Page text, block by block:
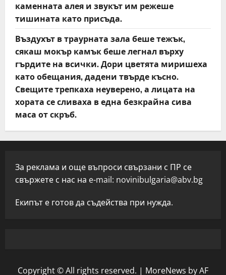
каменната алея и звукът им режеше
тишината като присъда.
Въздухът в траурната зала беше тежък,
сякаш мокър камък беше легнал върху
гърдите на всички. Дори цветята миришеха
като обещания, дадени твърде късно.
Свещите трепкаха неуверено, а лицата на
хората се сливаха в една безкрайна сива
маса от скръб.
За реклама и още въпроси свързани с ПР се
свържете с нас на e-mail: novinibulgaria@abv.bg
Екипът е готов да съдейства при нужда.
Copyright © All rights reserved. | MoreNews by AF